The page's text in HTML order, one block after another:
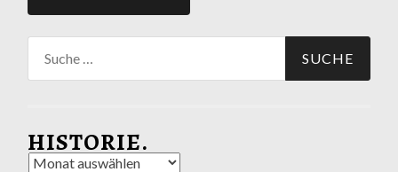
nach:
HISTORIE.
Historie.